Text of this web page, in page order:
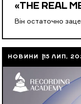
«THE REAL
Він остаточно
НОВИНИ 15 ЛИП,